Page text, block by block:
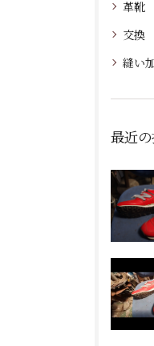
革靴
交換
縫い
最近